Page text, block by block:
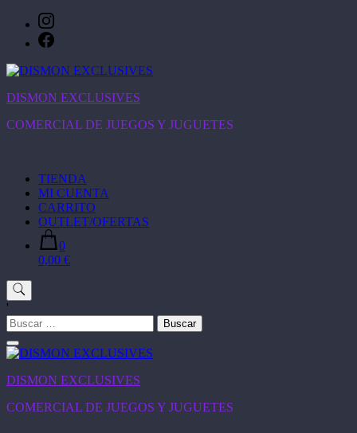
contenido
DISMON EXCLUSIVES
COMERCIAL DE JUEGOS Y JUGUETES
TIENDA
MI CUENTA
CARRITO
OUTLET/OFERTAS
0
0,00 €
'
Buscar:
DISMON EXCLUSIVES
COMERCIAL DE JUEGOS Y JUGUETES